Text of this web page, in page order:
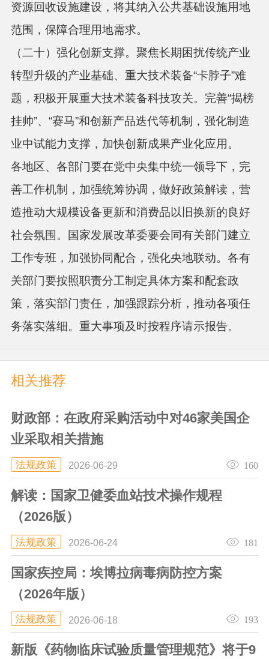
资源回收设施建设，将其纳入公共基础设施用地
范围，保障合理用地需求。
（二十）强化创新支撑。 聚焦长期困扰传统产业
转型升级的产业基础、重大技术装备“卡脖子”难
题，积极开展重大技术装备科技攻关。完善“揭榜
挂帅”、“赛马”和创新产品迭代等机制，强化制造
业中试能力支撑，加快创新成果产业化应用。
各地区、各部门要在党中央集中统一领导下，完
善工作机制，加强统筹协调，做好政策解读，营
造推动大规模设备更新和消费品以旧换新的良好
社会氛围。国家发展改革委要会同有关部门建立
工作专班，加强协同配合，强化央地联动。各有
关部门要按照职责分工制定具体方案和配套政
策，落实部门责任，加强跟踪分析，推动各项任
务落实落细。重大事项及时按程序请示报告。
相关推荐
财政部：在政府采购活动中对46家美国企
业采取相关措施
法规政策 2026-06-29 160
解读：国家卫健委血站技术操作规程
（2026版）
法规政策 2026-06-24 181
国家疾控局：埃博拉病毒病防控方案
（2026年版）
法规政策 2026-06-18 193
新版《药物临床试验质量管理规范》将于9